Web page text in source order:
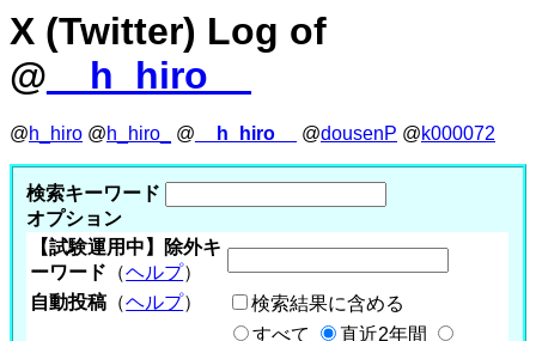
X (Twitter) Log of
@ __h_hiro__
@h_hiro @h_hiro_ @ __h_hiro__ @dousenP @k000072
検索キーワード
オプション
【試験運用中】除外キ
ーワード （ヘルプ）
自動投稿 （ヘルプ） 検索結果に含める
すべて
直近2年間